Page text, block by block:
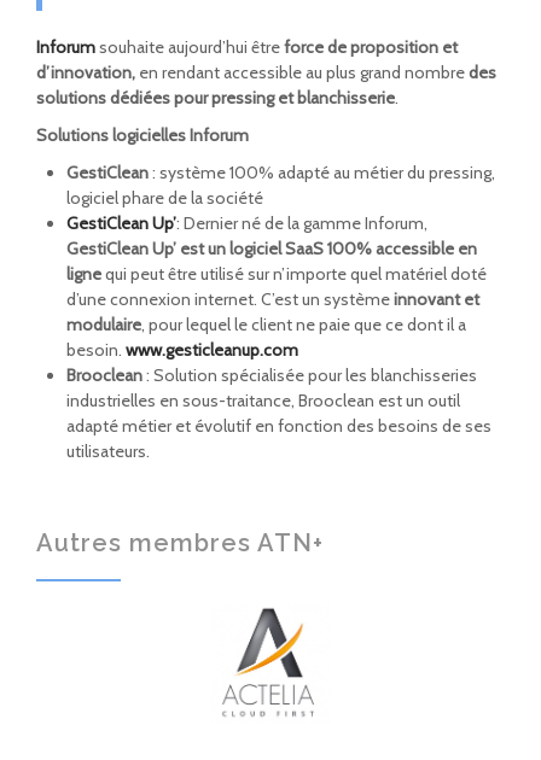
Inforumsouhaite aujourd’hui êtreforce de proposition et
d’innovation, en rendant accessible au plus grand nombredes
solutions dédiées pour pressing et blanchisserie.
Solutions logicielles Inforum
GestiClean: système 100% adapté au métier du pressing,
logiciel phare de la société
GestiClean Up’: Dernier né de la gamme Inforum,
GestiClean Up’ est un logiciel SaaS 100% accessible en
lignequi peut être utilisé sur n’importe quel matériel doté
d’une connexion internet. C’est un systèmeinnovant et
modulaire, pour lequel le client ne paie que ce dont il a
besoin. www.gesticleanup.com
Brooclean: Solution spécialisée pour les blanchisseries
industrielles en sous-traitance, Brooclean est un outil
adapté métier et évolutif en fonction des besoins de ses
utilisateurs.
Autres membres ATN+